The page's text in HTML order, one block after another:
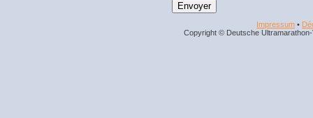
Impressum •
Copyright © Deutsche